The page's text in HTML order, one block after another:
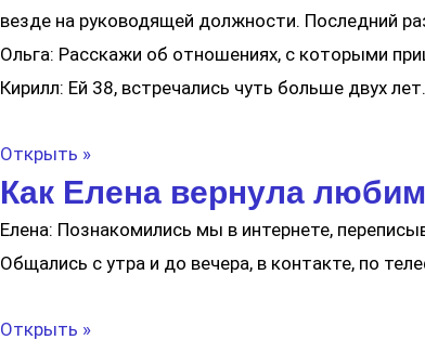
везде на руководящей должности. Последний
Ольга: Расскажи об отношениях, с которыми
Кирилл: Ей 38, встречались чуть больше двух
Открыть »
Как Елена вернула
Елена: Познакомились мы в интернете,
Общались с утра и до вечера, в контакте, по
Открыть »